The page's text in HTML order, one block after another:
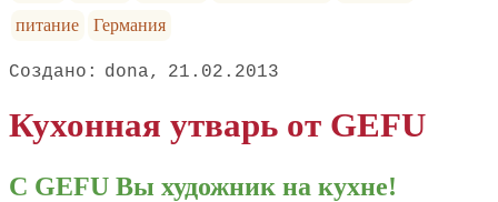
питание
Германия
dona 21.02.2013
Кухонная утварь от GEFU
С GEFU Вы художник на кухне!